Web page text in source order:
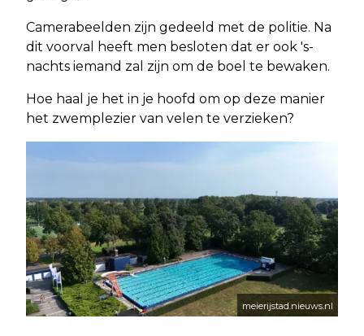
Camerabeelden zijn gedeeld met de politie. Na
dit voorval heeft men besloten dat er ook 's-
nachts iemand zal zijn om de boel te bewaken.
Hoe haal je het in je hoofd om op deze manier
het zwemplezier van velen te verzieken?
meierijstad.nieuws.nl